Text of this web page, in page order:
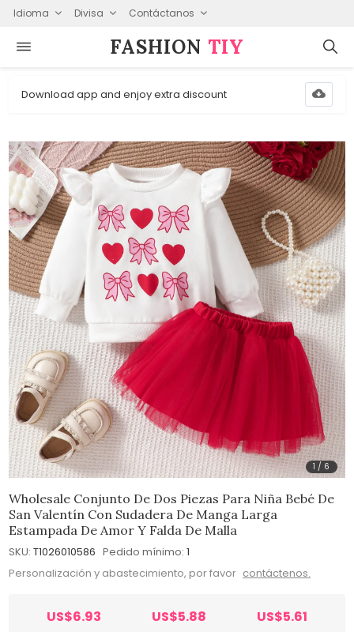
Idioma Divisa Contáctanos
FASHION⁠ TIY
Download app and enjoy extra discount
1 / 6
Wholesale Conjunto De Dos Piezas Para Niña Bebé De
San Valentín Con Sudadera De Manga Larga
Estampada De Amor Y Falda De Malla
SKU: T1026010586 Pedido mínimo: 1
Personalización y abastecimiento, por favor contáctenos.
US$6.93 US$5.88 US$5.61